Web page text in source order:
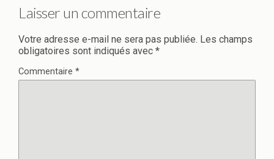
Laisser un commentaire
Votre adresse e-mail ne sera pas publiée. Les champs
obligatoires sont indiqués avec *
Commentaire *